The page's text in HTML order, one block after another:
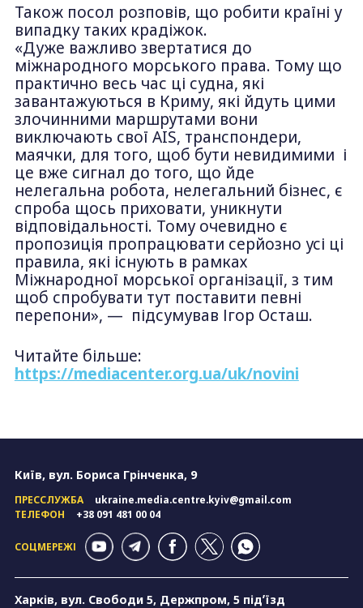
Також посол розповів, що робити країні у
випадку таких крадіжок.
«Дуже важливо звертатися до
міжнародного морського права. Тому що
практично весь час ці судна, які
завантажуються в Криму, які йдуть цими
злочинними маршрутами вони
виключають свої AIS, транспондери,
маячки, для того, щоб бути невидимими і
це вже сигнал до того, що йде
нелегальна робота, нелегальний бізнес, є
спроба щось приховати, уникнути
відповідальності. Тому очевидно є
пропозиція пропрацювати серйозно усі ці
правила, які існують в рамках
Міжнародної морської організації, з тим
щоб спробувати тут поставити певні
перепони», — підсумував Ігор Осташ.
Читайте більше:
https://mediacenter.org.ua/uk/novini
Київ, вул. Бориса Грінченка, 9
ПРЕССЛУЖБА
ukraine.media.centre.kyiv@gmail.com
ТЕЛЕФОН
+38 091 481 00 04
СОЦМЕРЕЖІ
Харків, вул. Свободи 5, Держпром, 5 підʼїзд